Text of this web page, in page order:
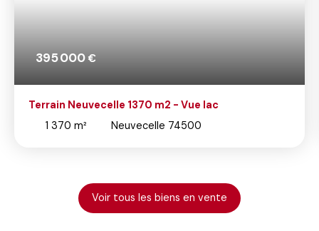
395 000€
Terrain Neuvecelle 1370 m2 - Vue lac
1 370 m² Neuvecelle 74500
Voir tous les biens en vente